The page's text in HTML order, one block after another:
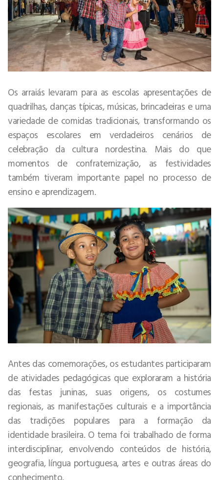
Os arraiás levaram para as escolas apresentações de
quadrilhas, danças típicas, músicas, brincadeiras e uma
variedade de comidas tradicionais, transformando os
espaços escolares em verdadeiros cenários de
celebração da cultura nordestina. Mais do que
momentos de confraternização, as festividades
também tiveram importante papel no processo de
ensino e aprendizagem.
Antes das comemorações, os estudantes participaram
de atividades pedagógicas que exploraram a história
das festas juninas, suas origens, os costumes
regionais, as manifestações culturais e a importância
das tradições populares para a formação da
identidade brasileira. O tema foi trabalhado de forma
interdisciplinar, envolvendo conteúdos de história,
geografia, língua portuguesa, artes e outras áreas do
conhecimento.